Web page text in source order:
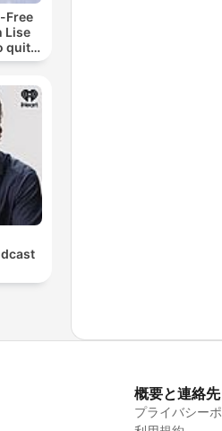
Free
Lise
quit
概要と連絡先
プライバシー